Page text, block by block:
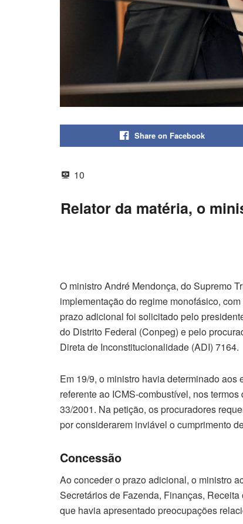
Share on Facebook
10
Relator da matéria, o
O ministro André Mendonça, do Supremo
implementação do regime monofásico,
prazo adicional foi solicitado pelo
do Distrito Federal (Conpeg) e pelo
Direta de Inconstitucionalidade (ADI) 7164.
Em 19/9, o ministro havia determinado
referente ao ICMS-combustível, nos
33/2001. Na petição, os procuradores
por considerarem inviável o cumprimento
Concessão
Ao conceder o prazo adicional, o ministro
Secretários de Fazenda, Finanças,
que havia apresentado preocupações